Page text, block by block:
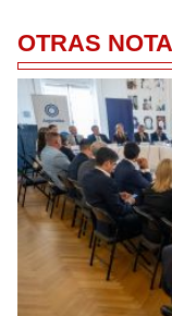
OTRAS